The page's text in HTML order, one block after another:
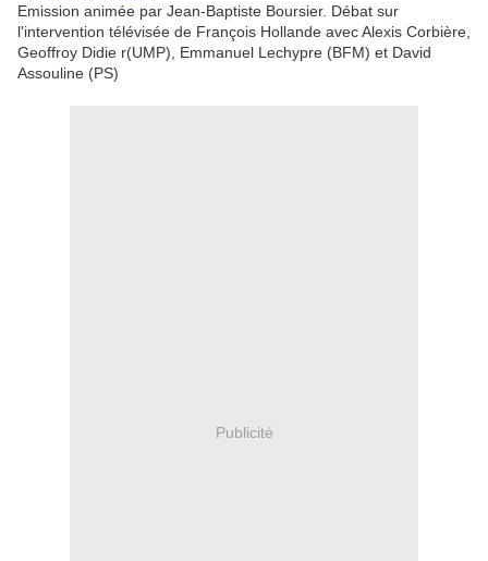
Emission animée par Jean-Baptiste Boursier. Débat sur
l'intervention télévisée de François Hollande avec Alexis Corbière,
Geoffroy Didie r(UMP), Emmanuel Lechypre (BFM) et David
Assouline (PS)
Publicité